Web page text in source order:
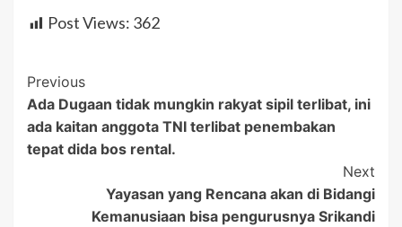
Post Views: 362
Post
Navigation
Previous
Ada Dugaan tidak mungkin rakyat sipil terlibat, ini
ada kaitan anggota TNI terlibat penembakan
tepat dida bos rental.
Next
Yayasan yang Rencana akan di Bidangi
Kemanusiaan bisa pengurusnya Srikandi